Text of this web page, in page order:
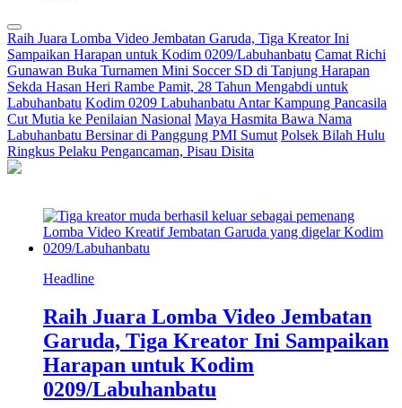
Raih Juara Lomba Video Jembatan Garuda, Tiga Kreator Ini
Sampaikan Harapan untuk Kodim 0209/Labuhanbatu Camat Richi
Gunawan Buka Turnamen Mini Soccer SD di Tanjung Harapan
Sekda Hasan Heri Rambe Pamit, 28 Tahun Mengabdi untuk
Labuhanbatu Kodim 0209 Labuhanbatu Antar Kampung Pancasila
Cut Mutia ke Penilaian Nasional Maya Hasmita Bawa Nama
Labuhanbatu Bersinar di Panggung PMI Sumut Polsek Bilah Hulu
Ringkus Pelaku Pengancaman, Pisau Disita
Headline
Raih Juara Lomba Video Jembatan
Garuda, Tiga Kreator Ini Sampaikan
Harapan untuk Kodim
0209/Labuhanbatu